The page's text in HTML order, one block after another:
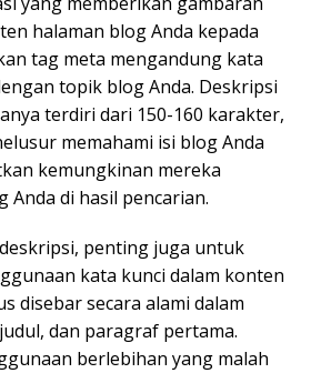
halaman blog Anda kepada
tag meta mengandung kata
topik blog Anda. Deskripsi
terdiri dari 150-160 karakter,
memahami isi blog Anda
kemungkinan mereka
di hasil pencarian.
penting juga untuk
kata kunci dalam konten
disebar secara alami dalam
dan paragraf pertama.
berlebihan yang malah